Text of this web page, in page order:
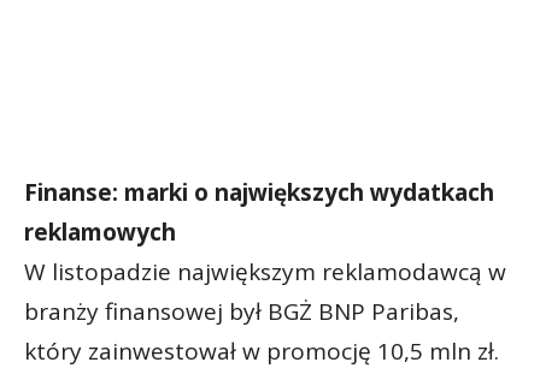
Finanse: marki o największych wydatkach
reklamowych
W listopadzie największym reklamodawcą w
branży finansowej był BGŻ BNP Paribas,
który zainwestował w promocję 10,5 mln zł.